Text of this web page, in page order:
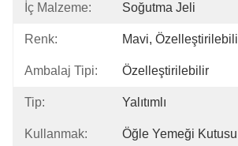
İç Malzeme: Soğutma Jeli
Renk: Mavi,
Ambalaj Tipi: Özelleştirilebilir
Tip: Yalıtımlı
Kullanmak: Öğle Yemeği